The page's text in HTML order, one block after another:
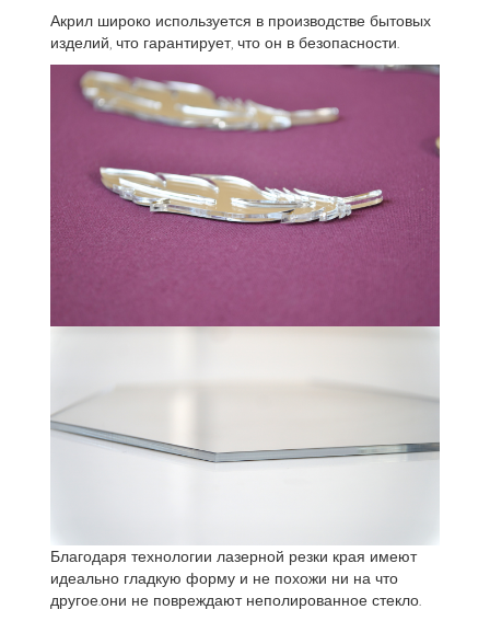
Акрил широко используется в производстве бытовых
изделий, что гарантирует, что он в безопасности.
Благодаря технологии лазерной резки края имеют
идеально гладкую форму и не похожи ни на что
другое.они не повреждают неполированное стекло.